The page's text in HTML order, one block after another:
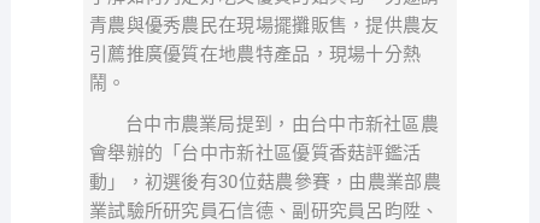
青農與優秀農民在現場擺攤販售，提供農友
引薦推廣優質在地農特產品，現場十分熱
鬧。
台中市農業局提到，由台中市新社區農
會舉辦的「台中市新社區優質香菇評鑑活
動」，初選後有30位菇農參賽，由農業部農
業試驗所研究員石信德、副研究員呂昀陞、